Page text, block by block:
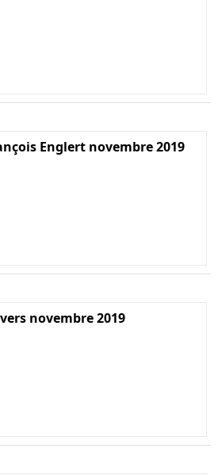
Englert novembre 2019
novembre 2019